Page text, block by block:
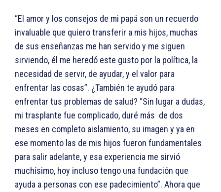
“El amor y los consejos de mi papá son un recuerdo
invaluable que quiero transferir a mis hijos, muchas
de sus enseñanzas me han servido y me siguen
sirviendo, él me heredó este gusto por la política, la
necesidad de servir, de ayudar, y el valor para
enfrentar las cosas”. ¿También te ayudó para
enfrentar tus problemas de salud? “Sin lugar a dudas,
mi trasplante fue complicado, duré más de dos
meses en completo aislamiento, su imagen y ya en
ese momento las de mis hijos fueron fundamentales
para salir adelante, y esa experiencia me sirvió
muchísimo, hoy incluso tengo una fundación que
ayuda a personas con ese padecimiento”. Ahora que